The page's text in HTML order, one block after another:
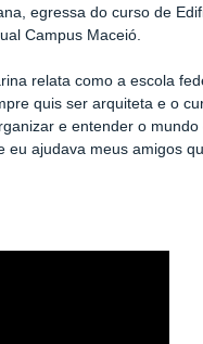
egressa do curso de
Campus Maceió.
relata como a escola
quis ser arquiteta e o
e entender o
ajudava meus amigos